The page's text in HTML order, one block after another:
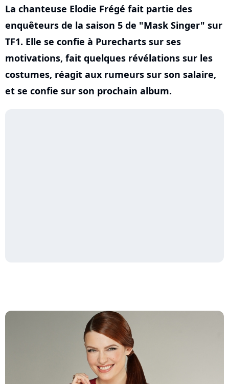
La chanteuse Elodie Frégé fait partie des
enquêteurs de la saison 5 de "Mask Singer" sur
TF1. Elle se confie à Purecharts sur ses
motivations, fait quelques révélations sur les
costumes, réagit aux rumeurs sur son salaire,
et se confie sur son prochain album.